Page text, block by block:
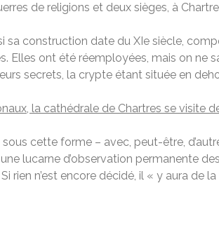
de religions et deux sièges, à
sa construction date du XIe siècle,
Elles ont été réemployées, mais on ne
secrets, la crypte étant située en
la cathédrale de Chartres se visite
cette forme – avec, peut-être,
lucarne d’observation permanente
rien n’est encore décidé, il « y aura